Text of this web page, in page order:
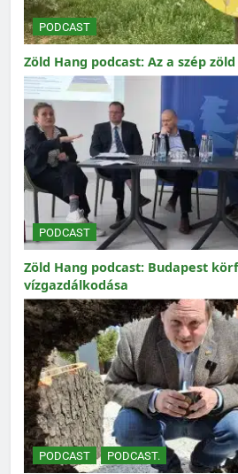
PODCAST
Zöld Hang podcast: Az a szép
PODCAST
Zöld Hang podcast: Budapest
vízgazdálkodása
PODCAST PODCAST.